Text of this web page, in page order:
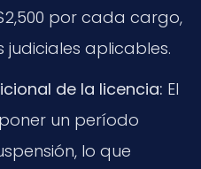
por cada cargo,
judiciales aplicables.
de la licencia: El
un período
lo que